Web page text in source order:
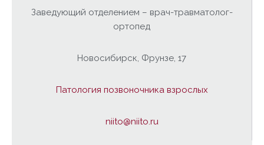
Заведующий отделением – врач-травматолог-
ортопед
Новосибирск, Фрунзе, 17
Патология позвоночника взрослых
niito@niito.ru